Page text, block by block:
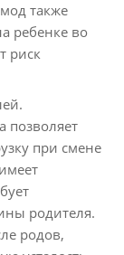
также
ребенке во
риск
позволяет
при смене
родителя.
родов,